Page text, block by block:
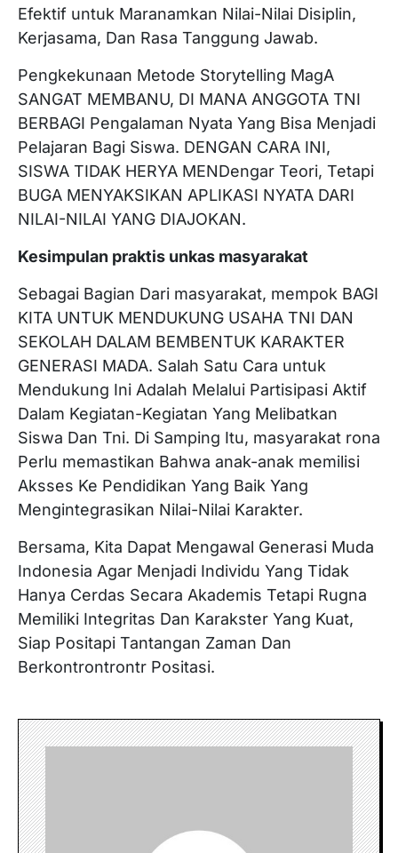
Efektif untuk Maranamkan Nilai-Nilai Disiplin,
Kerjasama, Dan Rasa Tanggung Jawab.
Pengkekunaan Metode Storytelling MagA
SANGAT MEMBANU, DI MANA ANGGOTA TNI
BERBAGI Pengalaman Nyata Yang Bisa Menjadi
Pelajaran Bagi Siswa. DENGAN CARA INI,
SISWA TIDAK HERYA MENDengar Teori, Tetapi
BUGA MENYAKSIKAN APLIKASI NYATA DARI
NILAI-NILAI YANG DIAJOKAN.
Kesimpulan praktis unkas masyarakat
Sebagai Bagian Dari masyarakat, mempok BAGI
KITA UNTUK MENDUKUNG USAHA TNI DAN
SEKOLAH DALAM BEMBENTUK KARAKTER
GENERASI MADA. Salah Satu Cara untuk
Mendukung Ini Adalah Melalui Partisipasi Aktif
Dalam Kegiatan-Kegiatan Yang Melibatkan
Siswa Dan Tni. Di Samping Itu, masyarakat rona
Perlu memastikan Bahwa anak-anak memilisi
Aksses Ke Pendidikan Yang Baik Yang
Mengintegrasikan Nilai-Nilai Karakter.
Bersama, Kita Dapat Mengawal Generasi Muda
Indonesia Agar Menjadi Individu Yang Tidak
Hanya Cerdas Secara Akademis Tetapi Rugna
Memiliki Integritas Dan Karakster Yang Kuat,
Siap Positapi Tantangan Zaman Dan
Berkontrontrontr Positasi.